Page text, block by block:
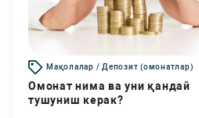
Мақолалар / Депозит (омонатлар)
Омонат нима ва уни қандай
тушуниш керак?